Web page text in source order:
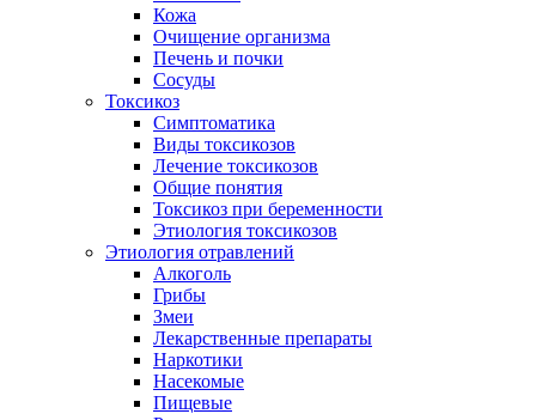
Кожа
Очищение организма
Печень и почки
Сосуды
Токсикоз
Cимптоматика
Виды токсикозов
Лечение токсикозов
Общие понятия
Токсикоз при беременности
Этиология токсикозов
Этиология отравлений
Алкоголь
Грибы
Змеи
Лекарственные препараты
Наркотики
Насекомые
Пищевые